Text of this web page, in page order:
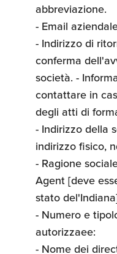
abbreviazione.
- Email
- Indirizzo di
conferma
società. -
contattare in
degli atti di
- Indirizzo della
indirizzo fisico,
- Ragione
Agent [deve
stato
- Numero e
autorizzaee:
- Nome dei